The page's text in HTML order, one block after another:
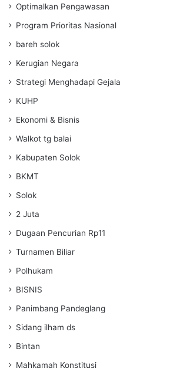
Optimalkan Pengawasan
Program Prioritas Nasional
bareh solok
Kerugian Negara
Strategi Menghadapi Gejala
KUHP
Ekonomi & Bisnis
Walkot tg balai
Kabupaten Solok
BKMT
Solok
2 Juta
Dugaan Pencurian Rp11
Turnamen Biliar
Polhukam
BISNIS
Panimbang Pandeglang
Sidang ilham ds
Bintan
Mahkamah Konstitusi